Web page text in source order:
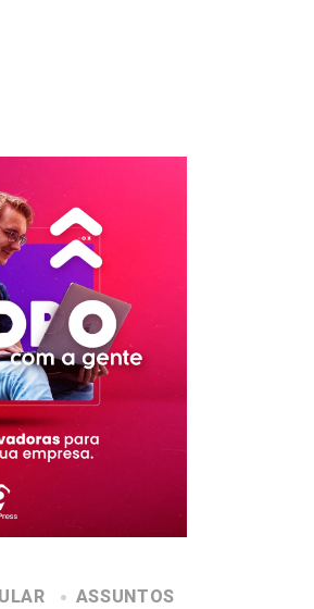
ASSUNTOS